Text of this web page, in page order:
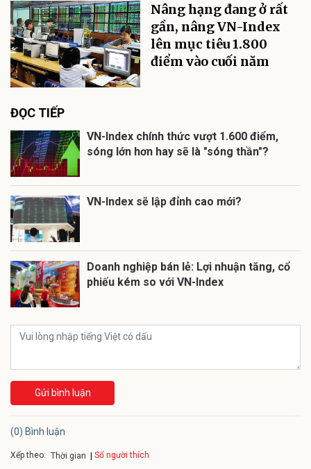
Nâng hạng đang ở rất
gần, nâng VN-Index
lên mục tiêu 1.800
điểm vào cuối năm
ĐỌC TIẾP
VN-Index chính thức vượt 1.600 điểm,
sóng lớn hơn hay sẽ là "sóng thần"?
VN-Index sẽ lập đỉnh cao mới?
Doanh nghiệp bán lẻ: Lợi nhuận tăng, cổ
phiếu kém so với VN-Index
Gửi bình luận
(0) Bình luận
Xếp theo: Thời gian Số người thích